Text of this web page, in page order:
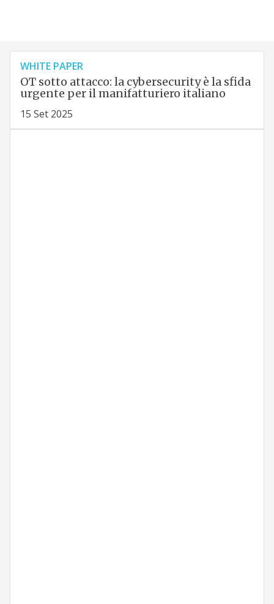
WHITE PAPER
OT sotto attacco: la cybersecurity è la sfida
urgente per il manifatturiero italiano
15 Set 2025